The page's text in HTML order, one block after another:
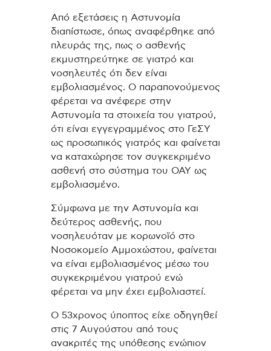
Από εξετάσεις η Αστυνομία
διαπίστωσε, όπως αναφέρθηκε από
πλευράς της, πως ο ασθενής
εκμυστηρεύτηκε σε γιατρό και
νοσηλευτές ότι δεν είναι
εμβολιασμένος. Ο παραπονούμενος
φέρεται να ανέφερε στην
Αστυνομία τα στοιχεία του γιατρού,
ότι είναι εγγεγραμμένος στο ΓεΣΥ
ως προσωπικός γιατρός και φαίνεται
να καταχώρησε τον συγκεκριμένο
ασθενή στο σύστημα του ΟΑΥ ως
εμβολιασμένο.
Σύμφωνα με την Αστυνομία και
δεύτερος ασθενής, που
νοσηλευόταν με κορωνοϊό στο
Νοσοκομείο Αμμοχώστου, φαίνεται
να είναι εμβολιασμένος μέσω του
συγκεκριμένου γιατρού ενώ
φέρεται να μην έχει εμβολιαστεί.
Ο 53χρονος ύποπτος είχε οδηγηθεί
στις 7 Αυγούστου από τους
ανακριτές της υπόθεσης ενώπιον